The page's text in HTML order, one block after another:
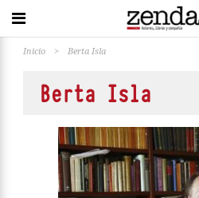
Inicio > Berta Isla
Berta Isla